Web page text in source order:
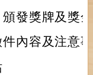
發獎牌及獎
內容及注意